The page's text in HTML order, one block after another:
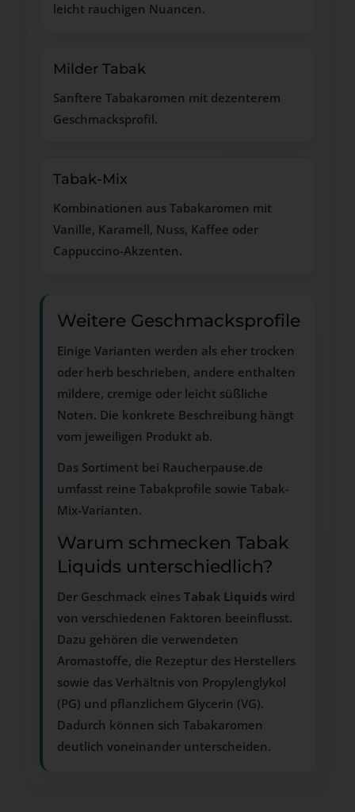
leicht rauchigen Nuancen.
Milder Tabak
Sanftere Tabakaromen mit dezenterem
Geschmacksprofil.
Tabak-Mix
Kombinationen aus Tabakaromen mit
Vanille, Karamell, Nuss, Kaffee oder
Cappuccino-Akzenten.
Weitere Geschmacksprofile
Einige Varianten werden als eher trocken
oder herb beschrieben, andere enthalten
mildere, cremige oder leicht süßliche
Noten. Die konkrete Beschreibung hängt
vom jeweiligen Produkt ab.
Das Sortiment bei Raucherpause.de
umfasst reine Tabakprofile sowie Tabak-
Mix-Varianten.
Warum schmecken Tabak
Liquids unterschiedlich?
Der Geschmack eines Tabak Liquids wird
von verschiedenen Faktoren beeinflusst.
Dazu gehören die verwendeten
Aromastoffe, die Rezeptur des Herstellers
sowie das Verhältnis von Propylenglykol
(PG) und pflanzlichem Glycerin (VG).
Dadurch können sich Tabakaromen
deutlich voneinander unterscheiden.